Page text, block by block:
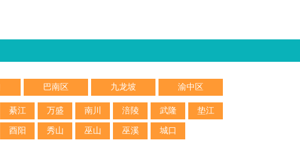
巴南区 九龙坡 渝中区
綦江 万盛 南川 涪陵 武隆 垫江
酉阳 秀山 巫山 巫溪 城口